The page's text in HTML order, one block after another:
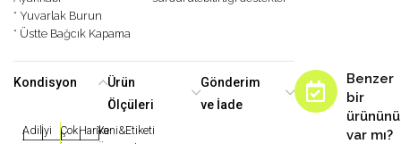
* Yuvarlak Burun
* Üstte Bağcık Kapama
Kondisyon
|Adil|İyi |Çok|Harika
|Yeni&Etiketi
Ürün
Ölçüleri
Gönderim
ve İade
Benzer
bir
var mı?